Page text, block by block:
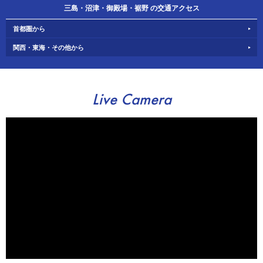
三島・沼津・御殿場・裾野 の交通アクセス
首都圏から
関西・東海・その他から
Live Camera